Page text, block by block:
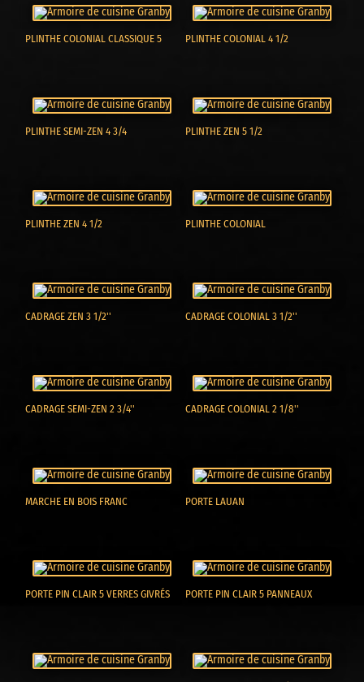
PLINTHE COLONIAL CLASSIQUE 5 PLINTHE COLONIAL 4 1/2
PLINTHE SEMI-ZEN 4 3/4 PLINTHE ZEN 5 1/2
PLINTHE ZEN 4 1/2 PLINTHE COLONIAL
CADRAGE ZEN 3 1/2'' CADRAGE COLONIAL 3 1/2''
CADRAGE SEMI-ZEN 2 3/4'' CADRAGE COLONIAL 2 1/8''
MARCHE EN BOIS FRANC PORTE LAUAN
PORTE PIN CLAIR 5 VERRES GIVRÉS PORTE PIN CLAIR 5 PANNEAUX